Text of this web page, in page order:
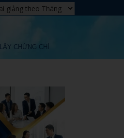
LẤY CHỨNG CHỈ